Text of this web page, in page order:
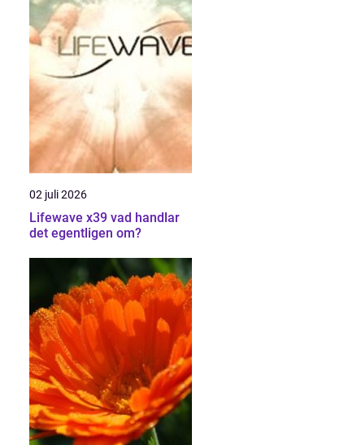
02 juli 2026
Lifewave x39 vad handlar
det egentligen om?